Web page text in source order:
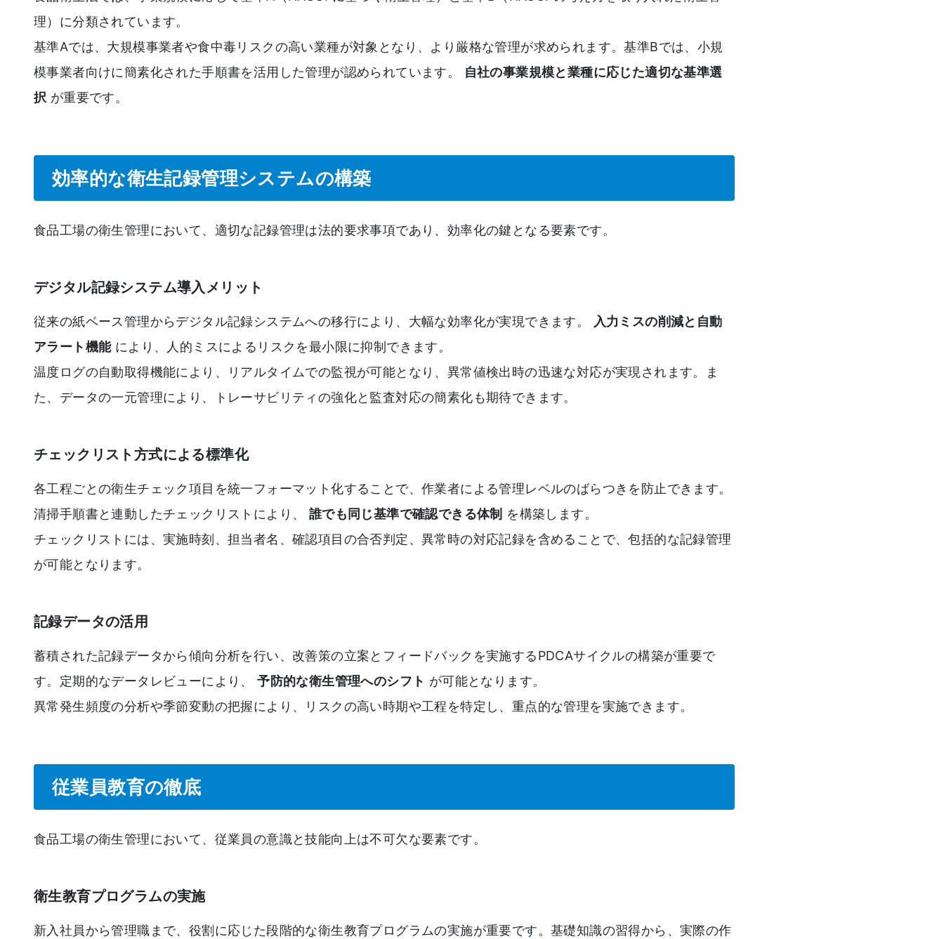
理）に分類されています。
基準Aでは、大規模事業者や食中毒リスクの高い業種が対象となり、より厳格な管理が求められます。基準Bでは、小規
模事業者向けに簡素化された手順書を活用した管理が認められています。
自社の事業規模と業種に応じた適切な基準選
択 が重要です。
効率的な衛生記録管理システムの構築
食品工場の衛生管理において、適切な記録管理は法的要求事項であり、効率化の鍵となる要素です。
デジタル記録システム導入メリット
従来の紙ベース管理からデジタル記録システムへの移行により、大幅な効率化が実現できます。
入力ミスの削減と自動
アラート機能により、人的ミスによるリスクを最小限に抑制できます。
温度ログの自動取得機能により、リアルタイムでの監視が可能となり、異常値検出時の迅速な対応が実現されます。ま
た、データの一元管理により、トレーサビリティの強化と監査対応の簡素化も期待できます。
チェックリスト方式による標準化
各工程ごとの衛生チェック項目を統一フォーマット化することで、作業者による管理レベルのばらつきを防止できます。
清掃手順書と連動したチェックリストにより、 誰でも同じ基準で確認できる体制 を構築します。
チェックリストには、実施時刻、担当者名、確認項目の合否判定、異常時の対応記録を含めることで、包括的な記録管理
が可能となります。
記録データの活用
蓄積された記録データから傾向分析を行い、改善策の立案とフィードバックを実施するPDCAサイクルの構築が重要で
す。定期的なデータレビューにより、予防的な衛生管理へのシフト が可能となります。
異常発生頻度の分析や季節変動の把握により、リスクの高い時期や工程を特定し、重点的な管理を実施できます。
従業員教育の徹底
食品工場の衛生管理において、従業員の意識と技能向上は不可欠な要素です。
衛生教育プログラムの実施
新入社員から管理職まで、役割に応じた段階的な衛生教育プログラムの実施が重要です。基礎知識の習得から、実際の作